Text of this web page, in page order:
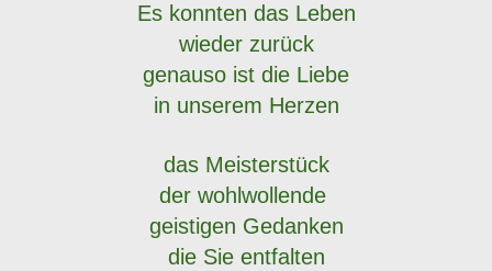
Es konnten das Leben
wieder zurück
genauso ist die Liebe
in unserem Herzen
das Meisterstück
der wohlwollende
geistigen Gedanken
die Sie entfalten